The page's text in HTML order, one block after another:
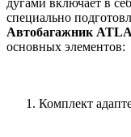
специально
Автобагажник
основных элементов:
Комплект